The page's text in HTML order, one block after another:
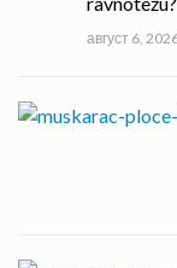
август 6,